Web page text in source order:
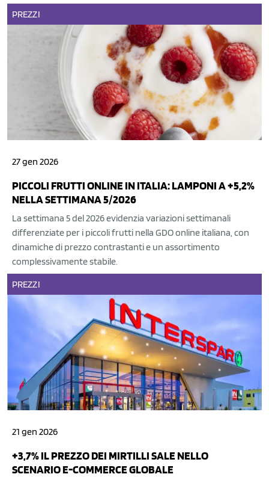
PREZZI
27 gen 2026
PICCOLI FRUTTI ONLINE IN ITALIA: LAMPONI A +5,2%
NELLA SETTIMANA 5/2026
La settimana 5 del 2026 evidenzia variazioni settimanali
differenziate per i piccoli frutti nella GDO online italiana, con
dinamiche di prezzo contrastanti e un assortimento
complessivamente stabile.
PREZZI
21 gen 2026
+3,7% IL PREZZO DEI MIRTILLI SALE NELLO
SCENARIO E-COMMERCE GLOBALE